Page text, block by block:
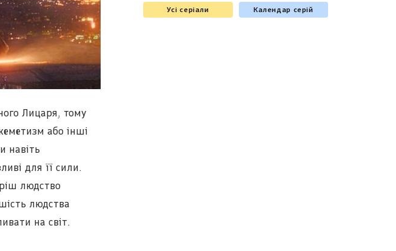
Лицаря, тому
або інші
навіть
для її сили.
людство
людства
на світ.
Усі серіали Календар серій